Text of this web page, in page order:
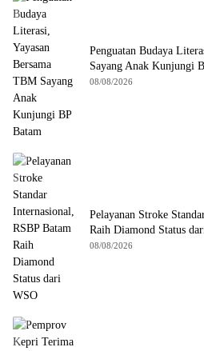
Penguatan Budaya
Sayang Anak Kunjungi
08/08/2026
Pelayanan Stroke
Raih Diamond Status
08/08/2026